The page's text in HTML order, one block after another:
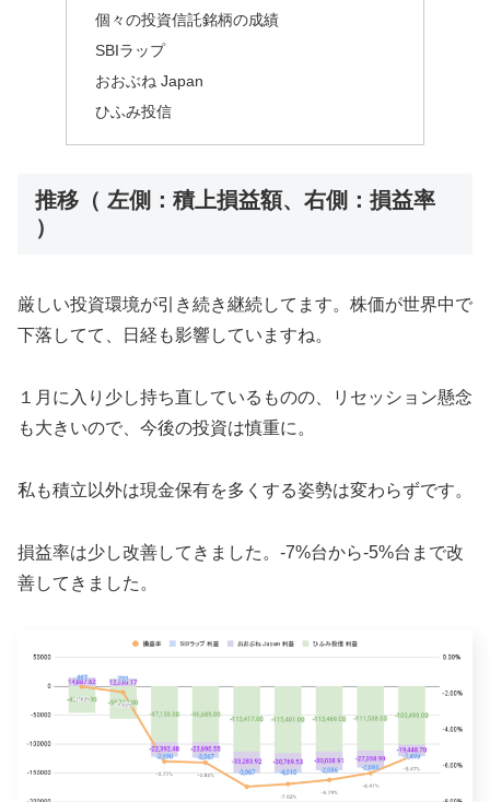
個々の投資信託銘柄の成績
SBIラップ
おおぶね Japan
ひふみ投信
推移（ 左側：積上損益額、右側：損益率
）
厳しい投資環境が引き続き継続してます。株価が世界中で
下落してて、日経も影響していますね。
１月に入り少し持ち直しているものの、リセッション懸念
も大きいので、今後の投資は慎重に。
私も積立以外は現金保有を多くする姿勢は変わらずです。
損益率は少し改善してきました。-7%台から-5%台まで改
善してきました。